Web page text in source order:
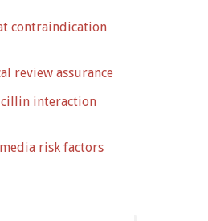
contraindication
review assurance
interaction
risk factors